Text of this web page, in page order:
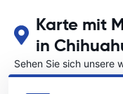
Karte mit
in
Sehen Sie sich unsere
Chihuahua an